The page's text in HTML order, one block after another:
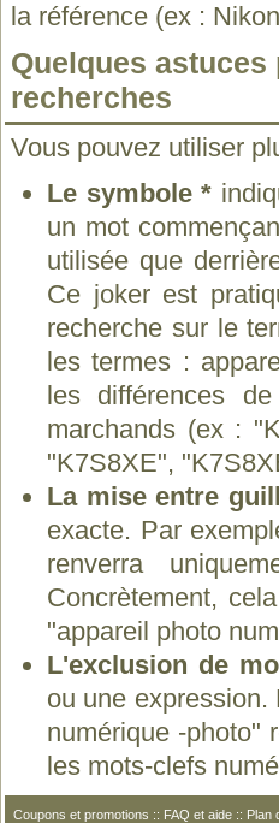
la référence (ex :
Quelques
recherches
Vous pouvez utiliser
Le symbole *
un mot
utilisée que
Ce joker est
recherche sur le
les termes :
les différences
marchands (ex :
"K7S8XE",
La mise entre
exacte. Par
renverra
Concrètement,
"appareil photo
L'exclusion de
ou une
numérique -photo"
les mots-clefs
Coupons et promotions :: FAQ et aide :: Plan